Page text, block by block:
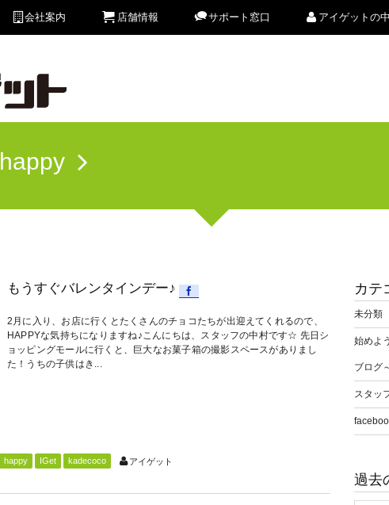
会社案内 店舗情報 サポート窓口 アイゲットの
happy
もうすぐバレンタインデー♪
2月に入り、お店に行くとたくさんのチョコたちが出迎えてくれるので、
HAPPYな気持ちになりますね♪こんにちは、スタッフの中村です☆ 先日シ
ョッピングモールに行くと、巨大なお菓子箱の撮影スペースがありまし
た！うちの子供はき...
happy IGet kadecoco アイゲット
カテ
未分類
始めよ
ブログ
スタッ
過去